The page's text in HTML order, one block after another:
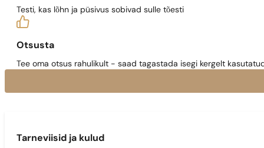
Testi, kas lõhn ja püsivus sobivad sulle tõesti
Otsusta
Tee oma otsus rahulikult - saad tagastada isegi kergelt
Tarneviisid ja kulud